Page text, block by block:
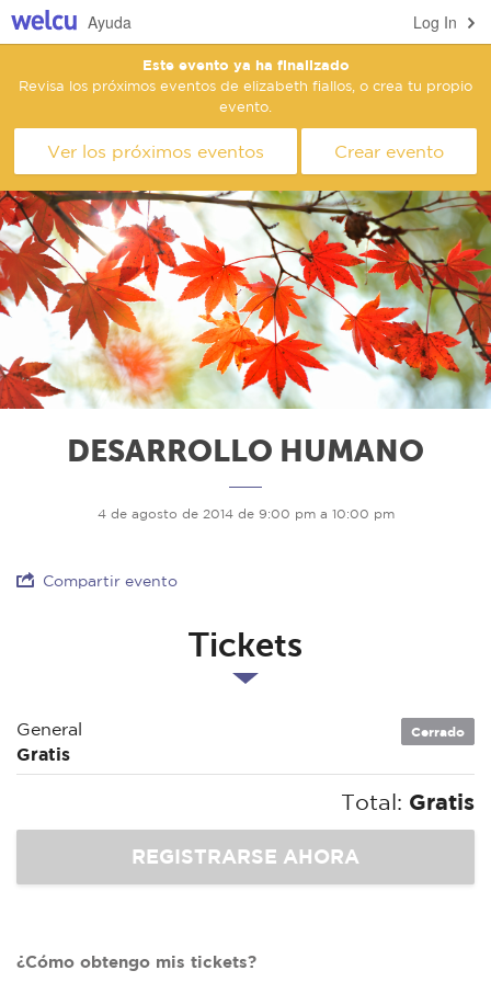
Log In
Ayuda
Este evento ya ha finalizado
Revisa los próximos eventos de elizabeth fiallos, o crea tu propio
evento.
Ver los próximos eventos Crear evento
DESARROLLO HUMANO
4 de agosto de 2014 de 9:00 pm a 10:00 pm
Compartir evento
Tickets
General
Gratis
Cerrado
Total: Gratis
¿Cómo obtengo mis tickets?